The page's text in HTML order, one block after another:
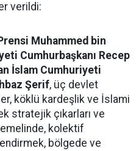
verildi:
Muhammed bin
Cumhurbaşkanı Recep
İslam Cumhuriyeti
Şerif, üç devlet
köklü kardeşlik ve İslami
stratejik çıkarları ve
kolektif
bölgede ve